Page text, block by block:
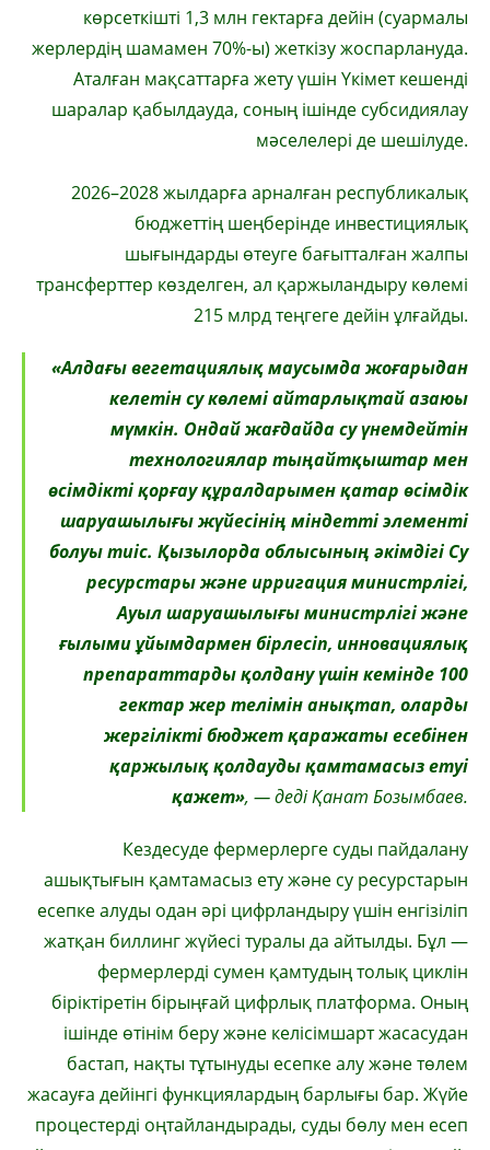
көрсеткішті 1,3 млн гектарға дейін (суармалы
жерлердің шамамен 70%-ы) жеткізу жоспарлануда.
Аталған мақсаттарға жету үшін Үкімет кешенді
шаралар қабылдауда, соның ішінде субсидиялау
мәселелері де шешілуде.
2026–2028 жылдарға арналған республикалық
бюджеттің шеңберінде инвестициялық
шығындарды өтеуге бағытталған жалпы
трансферттер көзделген, ал қаржыландыру көлемі
215 млрд теңгеге дейін ұлғайды.
«Алдағы вегетациялық маусымда жоғарыдан
келетін су көлемі айтарлықтай азаюы
мүмкін. Ондай жағдайда су үнемдейтін
технологиялар тыңайтқыштар мен
өсімдікті қорғау құралдарымен қатар өсімдік
шаруашылығы жүйесінің міндетті элементі
болуы тиіс. Қызылорда облысының әкімдігі Су
ресурстары және ирригация министрлігі,
Ауыл шаруашылығы министрлігі және
ғылыми ұйымдармен бірлесіп, инновациялық
препараттарды қолдану үшін кемінде 100
гектар жер телімін анықтап, оларды
жергілікті бюджет қаражаты есебінен
қаржылық қолдауды қамтамасыз етуі
қажет», — деді Қанат Бозымбаев.
Кездесуде фермерлерге суды пайдалану
ашықтығын қамтамасыз ету және су ресурстарын
есепке алуды одан әрі цифрландыру үшін енгізіліп
жатқан биллинг жүйесі туралы да айтылды. Бұл —
фермерлерді сумен қамтудың толық циклін
біріктіретін бірыңғай цифрлық платформа. Оның
ішінде өтінім беру және келісімшарт жасасудан
бастап, нақты тұтынуды есепке алу және төлем
жасауға дейінгі функциялардың барлығы бар. Жүйе
процестерді оңтайландырады, суды бөлу мен есеп